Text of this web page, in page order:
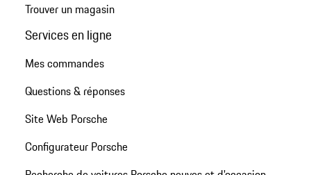
Trouver un magasin
Services en ligne
Mes commandes
Questions & réponses
Site Web Porsche
Configurateur Porsche